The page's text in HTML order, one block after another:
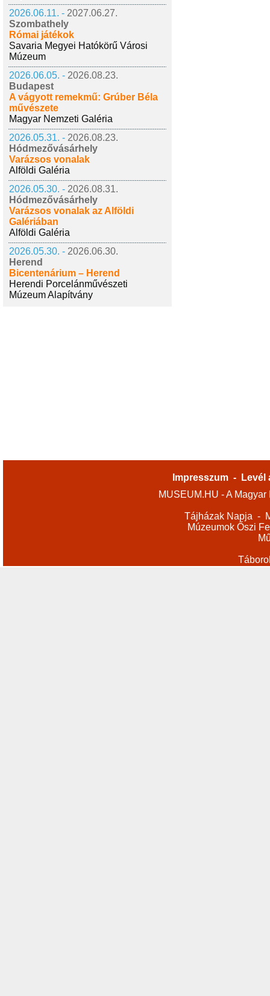
2026.06.11. - 2027.06.27.
Szombathely
Római játékok
Savaria Megyei Hatókörű Városi
Múzeum
2026.06.05. - 2026.08.23.
Budapest
A vágyott remekmű: Grúber Béla
művészete
Magyar Nemzeti Galéria
2026.05.31. - 2026.08.23.
Hódmezővásárhely
Varázsos vonalak
Alföldi Galéria
2026.05.30. - 2026.08.31.
Hódmezővásárhely
Varázsos vonalak az Alföldi
Galériában
Alföldi Galéria
2026.05.30. - 2026.06.30.
Herend
Bicentenárium – Herend
Herendi Porcelánművészeti
Múzeum Alapítvány
Impresszum -
Levél
MUSEUM.HU - A
Tájházak Napja -
Múzeumok Őszi